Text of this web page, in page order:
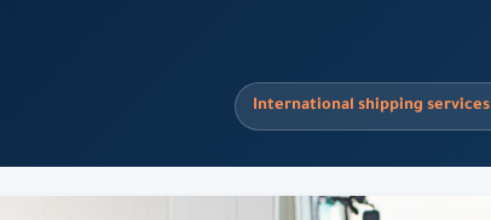
International shipping services